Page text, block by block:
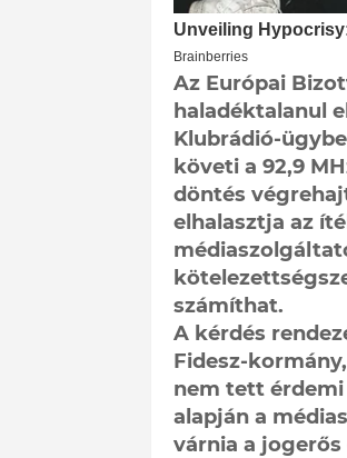
Az Európai
haladéktalanul
Klubrádió-
követi a 92,9
döntés
elhalasztja az
számíthat.
A kérdés
Fidesz-
nem tett
alapján a
várnia a